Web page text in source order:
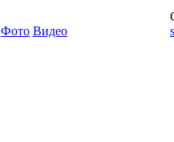
Фото Видео